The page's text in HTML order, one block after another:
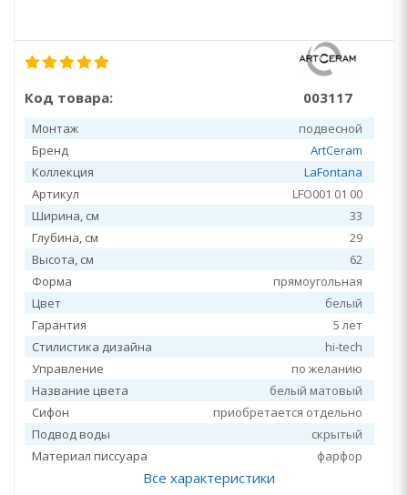
Код товара: 003117
Монтаж
подвесной
Бренд
ArtCeram
Коллекция
LaFontana
Артикул
LFO001 01 00
Ширина, см
33
Глубина, см
29
Высота, см
62
Форма
прямоугольная
Цвет
белый
Гарантия
5 лет
Стилистика дизайна
hi-tech
Управление
по желанию
Название цвета
белый матовый
Сифон
приобретается отдельно
Подвод воды
скрытый
Материал писсуара
фарфор
Все характеристики